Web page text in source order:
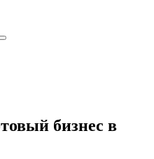
бизнес в